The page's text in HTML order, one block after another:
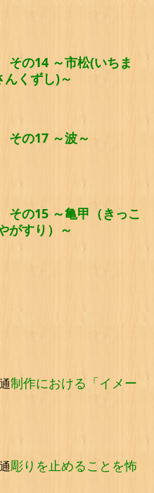
の14 ～市松(いちま
くずし)～
の17 ～波～
の15 ～亀甲（きっこ
がすり）～
制作における「イメー
彫りを止めることを怖